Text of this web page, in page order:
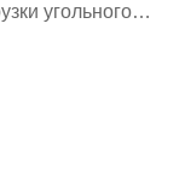
угольного